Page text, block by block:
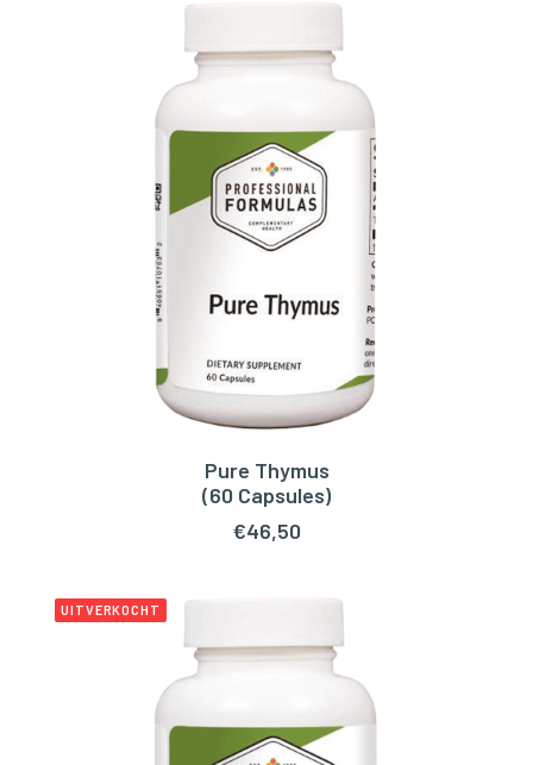
€34,50.€31,05.
TOEVOEGEN AAN WINKELWAGEN
Pure Thymus
(60 Capsules)
€46,50
UITVERKOCHT